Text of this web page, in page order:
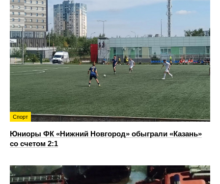
Спорт
Юниоры ФК «Нижний Новгород» обыграли «Казань»
со счетом 2:1